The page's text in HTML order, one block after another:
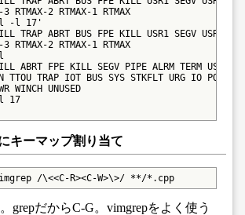
3 RTMAX-2 RTMAX-1 RTMAX
-l 17'
TRAP ABRT BUS FPE KILL USR1 SEGV USR2
3 RTMAX-2 RTMAX-1 RTMAX
ABRT FPE KILL SEGV PIPE ALRM TERM USR1
TTOU TRAP IOT BUS SYS STKFLT URG IO POLL
WINCH UNUSED
17
キーマップ割り当て
/\<<C-R><C-W>\>/ **/*.cpp
grepだからC-G。vimgrepをよく使う